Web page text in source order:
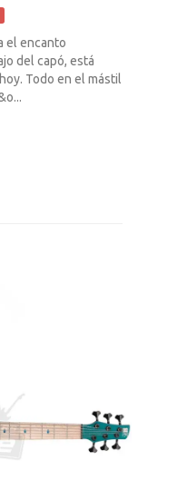
el encanto
del capó, está
Todo en el mástil